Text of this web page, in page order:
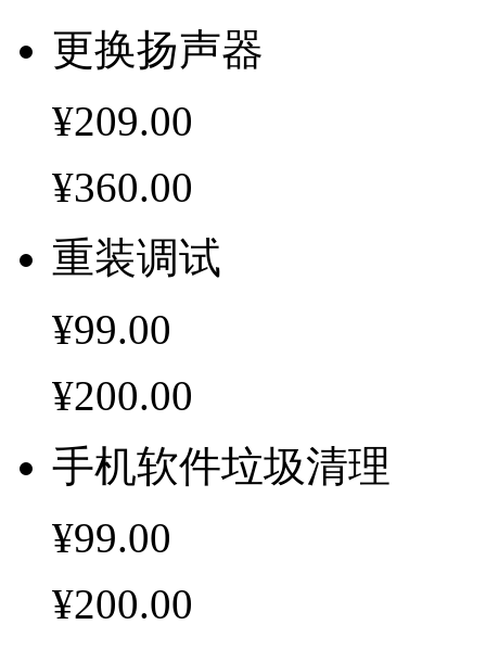
更换扬声器
¥209.00
¥360.00
重装调试
¥99.00
¥200.00
手机软件垃圾清理
¥99.00
¥200.00